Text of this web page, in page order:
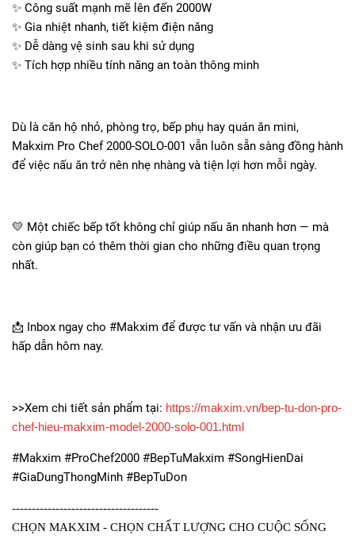
✨ Công suất mạnh mẽ lên đến 2000W
✨ Gia nhiệt nhanh, tiết kiệm điện năng
✨ Dễ dàng vệ sinh sau khi sử dụng
✨ Tích hợp nhiều tính năng an toàn thông minh
Dù là căn hộ nhỏ, phòng trọ, bếp phụ hay quán ăn mini,
Makxim Pro Chef 2000-SOLO-001 vẫn luôn sẵn sàng đồng hành
để việc nấu ăn trở nên nhẹ nhàng và tiện lợi hơn mỗi ngày.
💛 Một chiếc bếp tốt không chỉ giúp nấu ăn nhanh hơn — mà
còn giúp bạn có thêm thời gian cho những điều quan trọng
nhất.
📩 Inbox ngay cho #Makxim để được tư vấn và nhận ưu đãi
hấp dẫn hôm nay.
>>Xem chi tiết sản phẩm tại: https://makxim.vn/bep-tu-don-pro-
chef-hieu-makxim-model-2000-solo-001.html
#Makxim #ProChef2000 #BepTuMakxim #SongHienDai
#GiaDungThongMinh #BepTuDon
-------------------------------------
CHỌN MAKXIM - CHỌN CHẤT LƯỢNG CHO CUỘC SỐNG